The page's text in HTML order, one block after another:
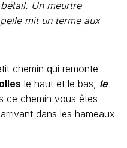
Un meurtre
mit un terme aux
chemin qui remonte
le haut et le bas, le
ce chemin vous êtes
dans les hameaux